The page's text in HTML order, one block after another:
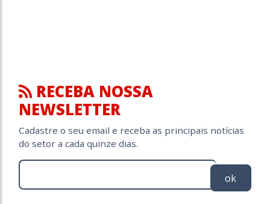
RECEBA NOSSA
NEWSLETTER
Cadastre o seu email e receba as principais notícias
do setor a cada quinze dias.
ok